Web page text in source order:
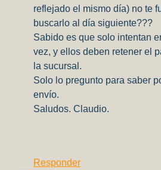
reflejado el mismo día) no te
buscarlo al día siguiente???
Sabido es que solo intentan
vez, y ellos deben retener el
la sucursal.
Solo lo pregunto para saber
envío.
Saludos. Claudio.
Responder